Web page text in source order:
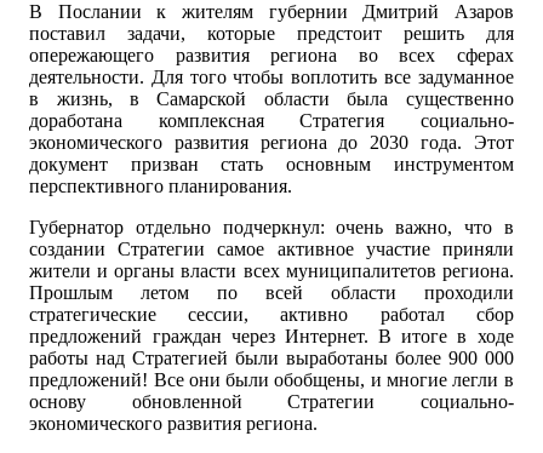
В Послании к жителям губернии Дмитрий Азаров
поставил задачи, которые предстоит решить для
опережающего развития региона во всех сферах
деятельности. Для того чтобы воплотить все задуманное
в жизнь, в Самарской области была существенно
доработана комплексная Стратегия социально-
экономического развития региона до 2030 года. Этот
документ призван стать основным инструментом
перспективного планирования.
Губернатор отдельно подчеркнул: очень важно, что в
создании Стратегии самое активное участие приняли
жители и органы власти всех муниципалитетов региона.
Прошлым летом по всей области проходили
стратегические сессии, активно работал сбор
предложений граждан через Интернет. В итоге в ходе
работы над Стратегией были выработаны более 900 000
предложений! Все они были обобщены, и многие легли в
основу обновленной Стратегии социально-
экономического развития региона.